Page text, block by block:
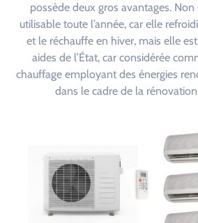
possède deux gros avantages.
utilisable toute l’année, car elle
et le réchauffe en hiver, mais elle
aides de l’État, car considérée
chauffage employant des énergies
dans le cadre de la